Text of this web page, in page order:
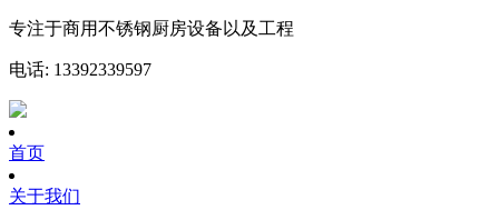
专注于商用不锈钢厨房设备以及工程
电话: 13392339597
首页
关于我们